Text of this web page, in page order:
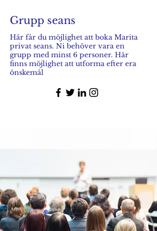
Grupp seans
Här får du möjlighet att boka Marita
privat seans. Ni behöver vara en
grupp med minst 6 personer. Här
finns möjlighet att utforma efter era
önskemål